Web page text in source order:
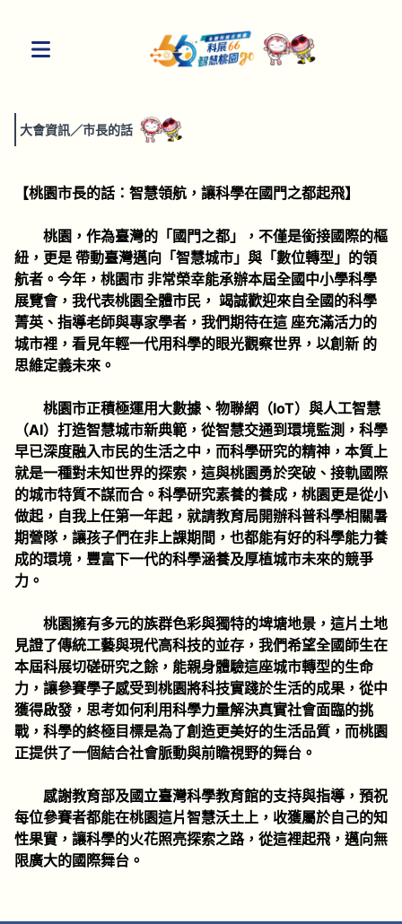
大會資訊／市長的話
【桃園市長的話：智慧領航，讓科學在國門之都起飛】
桃園，作為臺灣的「國門之都」，不僅是銜接國際的樞
紐，更是 帶動臺灣邁向「智慧城市」與「數位轉型」的領
航者。今年，桃園市 非常榮幸能承辦本屆全國中小學科學
展覽會，我代表桃園全體市民， 竭誠歡迎來自全國的科學
菁英、指導老師與專家學者，我們期待在這 座充滿活力的
城市裡，看見年輕一代用科學的眼光觀察世界，以創新 的
思維定義未來。
桃園市正積極運用大數據、物聯網（IoT）與人工智慧
（AI）打造智慧城市新典範，從智慧交通到環境監測，科學
早已深度融入市民的生活之中，而科學研究的精神，本質上
就是一種對未知世界的探索，這與桃園勇於突破、接軌國際
的城市特質不謀而合。科學研究素養的養成，桃園更是從小
做起，自我上任第一年起，就請教育局開辦科普科學相關暑
期營隊，讓孩子們在非上課期間，也都能有好的科學能力養
成的環境，豐富下一代的科學涵養及厚植城市未來的競爭
力。
桃園擁有多元的族群色彩與獨特的埤塘地景，這片土地
見證了傳統工藝與現代高科技的並存，我們希望全國師生在
本屆科展切磋研究之餘，能親身體驗這座城市轉型的生命
力，讓參賽學子感受到桃園將科技實踐於生活的成果，從中
獲得啟發，思考如何利用科學力量解決真實社會面臨的挑
戰，科學的終極目標是為了創造更美好的生活品質，而桃園
正提供了一個結合社會脈動與前瞻視野的舞台。
感謝教育部及國立臺灣科學教育館的支持與指導，預祝
每位參賽者都能在桃園這片智慧沃土上，收獲屬於自己的知
性果實，讓科學的火花照亮探索之路，從這裡起飛，邁向無
限廣大的國際舞台。